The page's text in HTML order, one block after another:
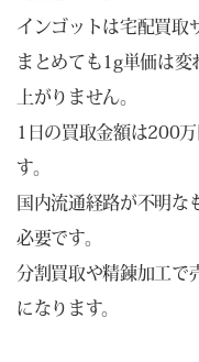
インゴットは宅配買取
まとめても1g単価は変
上がりません。
1日の買取金額は200
す。
国内流通経路が不明な
必要です。
分割買取や精錬加工で
になります。